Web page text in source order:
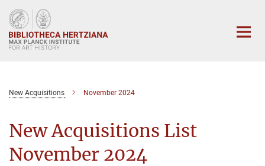
Main-
Content
New Acquisitions November 2024
New Acquisitions List
November 2024